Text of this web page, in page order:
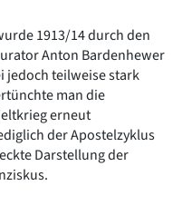
1913/14 durch den
Anton Bardenhewer
jedoch teilweise stark
man die
erneut
der Apostelzyklus
Darstellung der